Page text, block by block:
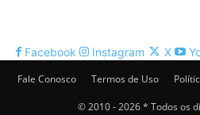
Facebook Instagram X
Fale Conosco
Termos de Uso
© 2010 - 2026 * Todos os